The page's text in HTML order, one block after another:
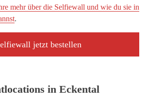
mehr über die Selfiewall und wie du sie in
.
jetzt bestellen
in Eckental